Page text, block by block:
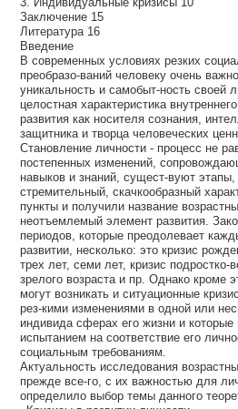
Заключение 15
Литература 16
Введение
В современных условиях резких
преобразо-ваний человеку очень
уникальность и самобыт-ность своей
целостная характеристика
развития как носителя сознания,
защитника и творца человеческих
Становление личности - процесс не
постепенных изменений,
навыков и знаний, сущест-вуют этапы,
стремительный, скачкообразный
пункты и получили название
неотъемлемый элемент развития.
периодов, которые преодолевает
развитии, несколько: это кризис
трех лет, семи лет, кризис подростко-
зрелого возраста и пр. Однако кроме
могут возникать и ситуационные
рез-кими изменениями в одной или
индивида сферах его жизни и
испытанием на соответствие его
социальным требованиям.
Актуальность исследования
прежде все-го, с их важностью для
определило выбор темы данного